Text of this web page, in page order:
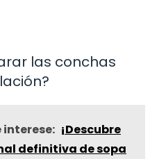
las conchas
interese: ¡Descubre
definitiva de sopa